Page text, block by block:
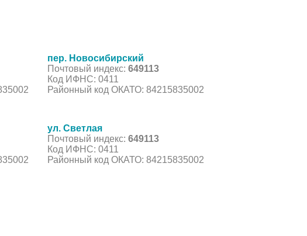
пер. Новосибирский
Почтовый индекс: 649113
Код ИФНС: 0411
Районный код ОКАТО: 84215835002
ул. Светлая
Почтовый индекс: 649113
Код ИФНС: 0411
Районный код ОКАТО: 84215835002